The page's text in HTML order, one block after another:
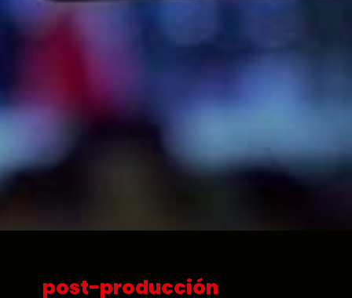
post-producción